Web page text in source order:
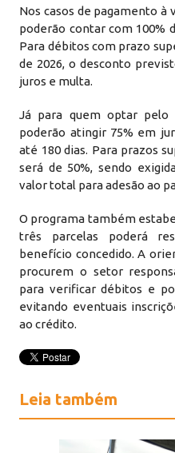
Nos casos de pagamento à
poderão contar com 100%
Para débitos com prazo
de 2026, o desconto
juros e multa.
Já para quem optar pelo
poderão atingir 75% em
até 180 dias. Para prazos
será de 50%, sendo
valor total para adesão ao
O programa também
três parcelas poderá
benefício concedido. A
procurem o setor
para verificar débitos e
evitando eventuais
ao crédito.
Leia também